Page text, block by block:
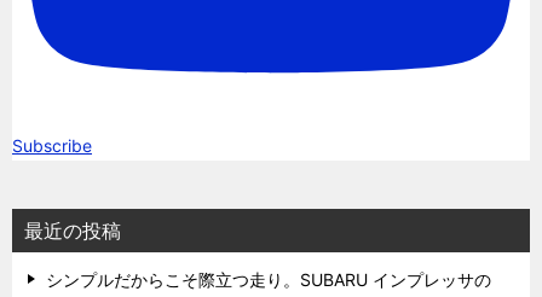
Subscribe
最近の投稿
シンプルだからこそ際立つ走り。SUBARU インプレッサの